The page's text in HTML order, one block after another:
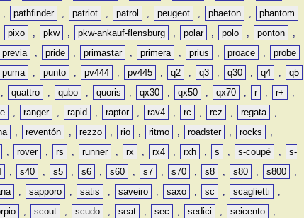
, pathfinder , patriot , patrol , peugeot , phaeton ,
phantom
pixo , pkw , pkw-ankauf-flensburg , polar , polo , ponton
,
previa , pride , primastar , primera , prius , proace ,
probe
puma , punto , pv444 , pv445 , q2 , q3 , q30 , q4 ,
q5
, quattro , qubo , quoris , qx30 , qx50 , qx70 , r , r+
,
, ranger , rapid , raptor , rav4 , rc , rcz , regata
,
, reventón , rezzo , rio , ritmo , roadster , rocks
,
, rover , rs , runner , rx , rx4 , rxh , s , s-coupé ,
s-
, s40 , s5 , s6 , s60 , s7 , s70 , s8 , s80 , s800
,
, sapporo , satis , saveiro , saxo , sc , scaglietti
,
, scout , scudo , seat , sec , sedici , seicento
,